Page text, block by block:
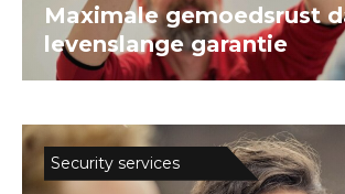
Maximale gemoedsrust
levenslange garantie
Security services